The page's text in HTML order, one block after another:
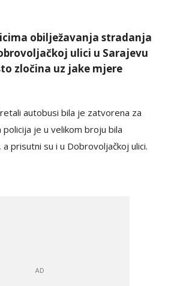
obilježavanja stradanja
ulici u Sarajevu
zločina uz jake mjere
autobusi bila je zatvorena za
je u velikom broju bila
prisutni su i u Dobrovoljačkoj ulici.